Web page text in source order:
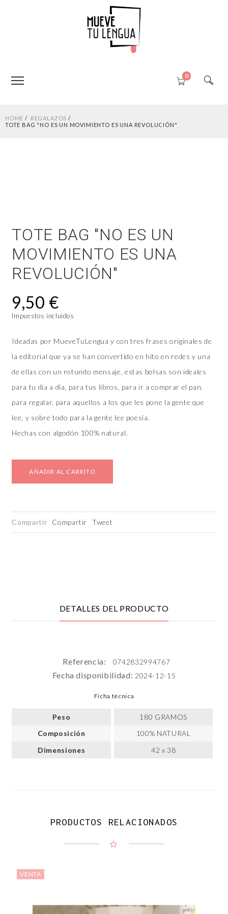
0
HOME
REGALAZOS
TOTE BAG "NO ES UN MOVIMIENTO ES UNA REVOLUCIÓN"
TOTE BAG "NO ES UN
MOVIMIENTO ES UNA
REVOLUCIÓN"
9,50 €
Impuestos incluidos
Ideadas por MueveTuLengua y con tres frases originales de
la editorial que ya se han convertido en hito en redes y una
de ellas con un rotundo mensaje, estas bolsas son ideales
para tu día a día, para tus libros, para ir a comprar el pan,
para regalar, para aquellos a los que les pone la gente que
lee, y sobre todo para la gente lee poesía.
Hechas con algodón 100% natural.
AÑADIR AL CARRITO
Compartir Compartir Tweet
DETALLES DEL PRODUCTO
Referencia: 0742832994767
Fecha disponibilidad: 2024-12-15
Ficha técnica
Peso
180 GRAMOS
Composición
100% NATURAL
Dimensiones
42 x 38
PRODUCTOS RELACIONADOS
VENTA